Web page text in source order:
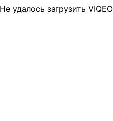
Не удалось загрузить VIQEO